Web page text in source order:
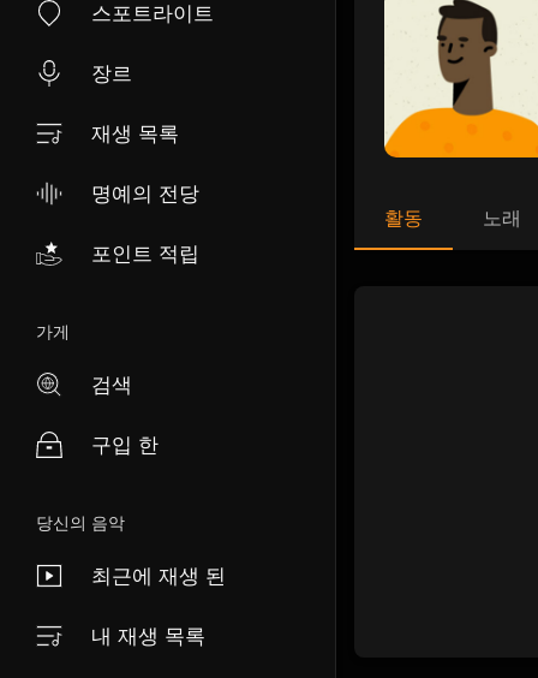
스포트라이트
장르
재생 목록
명예의 전당
포인트 적립
가게
검색
구입 한
당신의 음악
최근에 재생 된
내 재생 목록
활동 노래